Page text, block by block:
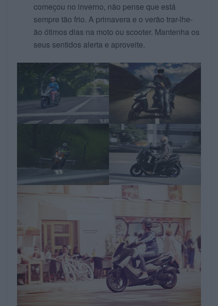
começou no inverno, não pense que está
sempre tão frio. A primavera e o verão trar-lhe-
ão ótimos dias na moto ou scooter. Mantenha os
seus sentidos alerta e aproveite.